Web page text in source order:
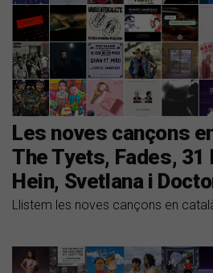
Les noves cançons
The Tyets, Fades, 31
Hein, Svetlana i
Llistem les noves cançons en